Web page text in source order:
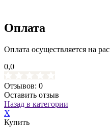
Оплата
Оплата осуществляется на
0,0
Отзывов: 0
Оставить отзыв
Назад в категории
X
Купить